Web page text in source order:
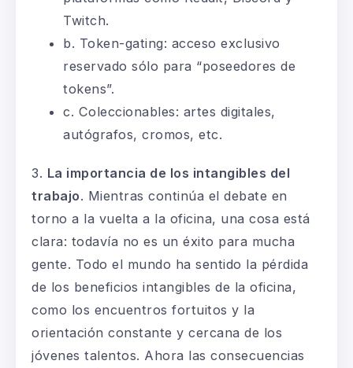
Twitch.
b. Token-gating: acceso exclusivo
reservado sólo para “poseedores de
tokens”.
c. Coleccionables: artes digitales,
autógrafos, cromos, etc.
3. La importancia de los intangibles del
trabajo. Mientras continúa el debate en
torno a la vuelta a la oficina, una cosa está
clara: todavía no es un éxito para mucha
gente. Todo el mundo ha sentido la pérdida
de los beneficios intangibles de la oficina,
como los encuentros fortuitos y la
orientación constante y cercana de los
jóvenes talentos. Ahora las consecuencias